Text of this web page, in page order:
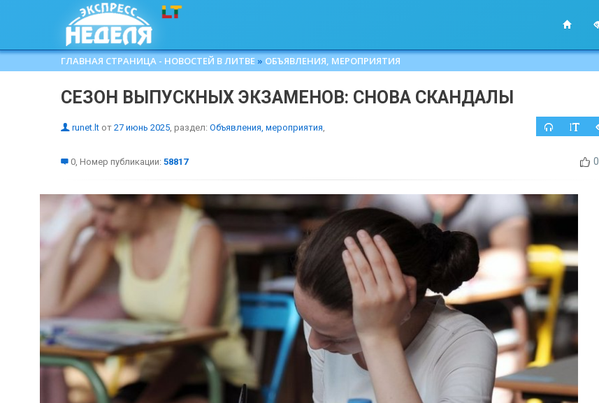
ГЛАВНАЯ СТРАНИЦА - НОВОСТЕЙ В ЛИТВЕ » ОБЪЯВЛЕНИЯ, МЕРОПРИЯТИЯ
СЕЗОН ВЫПУСКНЫХ ЭКЗАМЕНОВ: СНОВА СКАНДАЛЫ
runet.lt от 27 июнь 2025, раздел: Объявления, мероприятия,
0, Номер публикации: 58817 0